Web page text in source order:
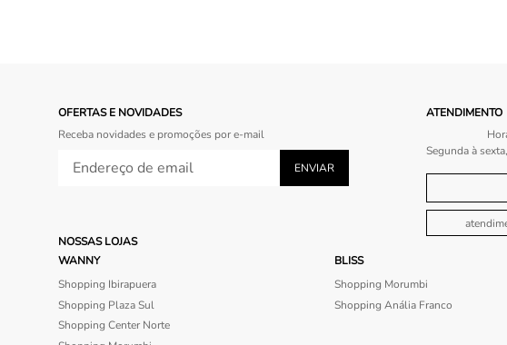
OFERTAS E NOVIDADES
Receba novidades e promoções por e-mail
ATENDIMENTO
Segunda à
NOSSAS LOJAS
WANNY
Shopping Ibirapuera
Shopping Plaza Sul
Shopping Center Norte
BLISS
Shopping Morumbi
Shopping Anália Franco